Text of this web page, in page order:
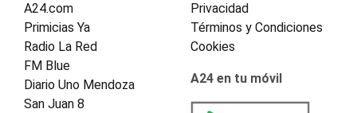
A24.com
Primicias Ya
Radio La Red
FM Blue
Diario Uno Mendoza
San Juan 8
Privacidad
Términos y Condiciones
Cookies
A24 en tu móvil